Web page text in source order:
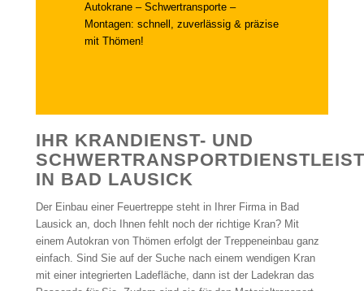
Autokrane – Schwertransporte –
Montagen: schnell, zuverlässig & präzise
mit Thömen!
IHR KRANDIENST- UND
IN BAD LAUSICK
Der Einbau einer Feuertreppe steht in Ihrer Firma in Bad
Lausick an, doch Ihnen fehlt noch der richtige Kran? Mit
einem Autokran von Thömen erfolgt der Treppeneinbau ganz
einfach. Sind Sie auf der Suche nach einem wendigen Kran
mit einer integrierten Ladefläche, dann ist der Ladekran das